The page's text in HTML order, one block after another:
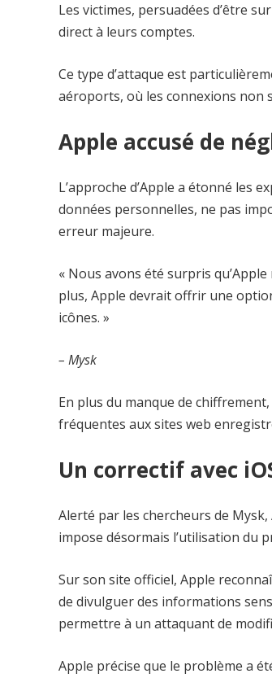
Les victimes, persuadées d’être
direct à leurs comptes.
Ce type d’attaque est
aéroports, où les connexions non
Apple accusé de
L’approche d’Apple a étonné les
données personnelles, ne pas
erreur majeure.
« Nous avons été surpris
plus, Apple devrait offrir une
icônes. »
– Mysk
En plus du manque de
fréquentes aux sites web
Un correctif avec
Alerté par les chercheurs de
impose désormais l’utilisation du
Sur son site officiel, Apple
de divulguer des informations
permettre à un attaquant de
Apple précise que le problème a